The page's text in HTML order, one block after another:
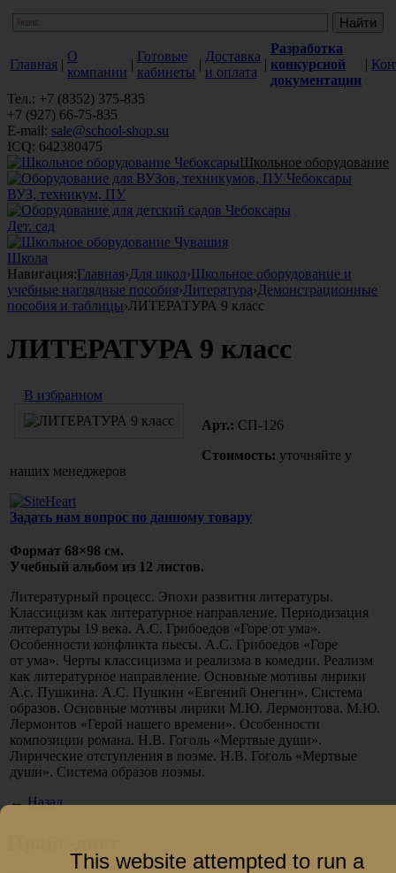
Главная |
О
компании
|
Готовые
кабинеты
|
Доставка
и оплата
|
Разработка
конкурсной
документации
|
Тел.: +7 (8352) 375-835
+7 (927) 66-75-835
E-mail: sale@school-shop.su
ICQ: 642380475
Школьное оборудование
ВУЗ, техникум, ПУ
Дет. сад
Школа
Навигация:Главная›Для школ›Школьное оборудование и
учебные наглядные пособия›Литература›Демонстрационные
пособия и таблицы›ЛИТЕРАТУРА 9 класс
ЛИТЕРАТУРА 9 класс
В избранном
Арт.: СП-126
Стоимость: уточняйте у
наших менеджеров
Задать нам вопрос по данному товару
Формат 68×98 см.
Учебный альбом из 12 листов.
Литературный процесс. Эпохи развития литературы.
Классицизм как литературное направление. Периодизация
литературы 19 века. А.С. Грибоедов «Горе от ума».
Особенности конфликта пьесы. А.С. Грибоедов «Горе
от ума». Черты классицизма и реализма в комедии. Реализм
как литературное направление. Основные мотивы лирики
А.с. Пушкина. А.С. Пушкин «Евгений Онегин». Система
образов. Основные мотивы лирики М.Ю. Лермонтова. М.Ю.
Лермонтов «Герой нашего времени». Особенности
композиции романа. Н.В. Гоголь «Мертвые души».
Лирические отступления в поэме. Н.В. Гоголь «Мертвые
души». Система образов поэмы.
←Назад
This website attempted to run a